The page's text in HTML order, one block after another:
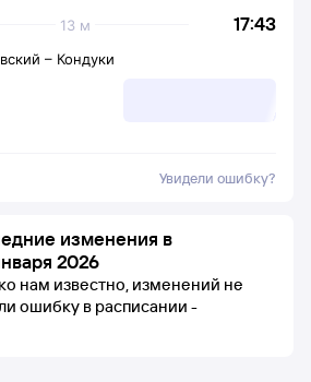
17:43
13 м
– Кондуки
Увидели ошибку?
изменения в
2026
нам известно, изменений не
ошибку в расписании -